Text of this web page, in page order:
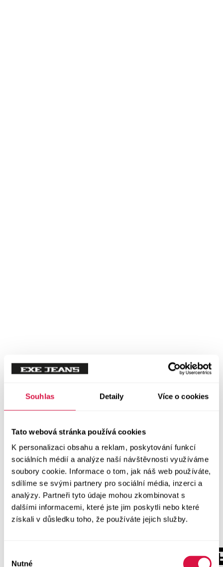
Souhlas Detaily Více o cookies
Tato webová stránka používá cookies
K personalizaci obsahu a reklam, poskytování funkcí
sociálních médií a analýze naší návštěvnosti využíváme
soubory cookie. Informace o tom, jak náš web používáte,
sdílíme se svými partnery pro sociální média, inzerci a
analýzy. Partneři tyto údaje mohou zkombinovat s
dalšími informacemi, které jste jim poskytli nebo které
získali v důsledku toho, že používáte jejich služby.
Nutné